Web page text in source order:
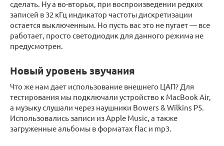
сделать. Ну а во-вторых, при воспроизведении редких
записей в 32 кГц индикатор частоты дискретизации
остается выключенным. Но пусть вас это не пугает — все
работает, просто светодиодик для данного режима не
предусмотрен.
Новый уровень звучания
Что же нам дает использование внешнего ЦАП? Для
тестирования мы подключали устройство к MacBook Air,
а музыку слушали через наушники Bowers & Wilkins P5.
Использовались записи из Apple Music, а также
загруженные альбомы в форматах flac и mp3.